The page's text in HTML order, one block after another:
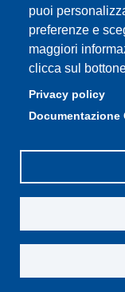
puoi
preferenze e
maggiori
clicca sul
Privacy policy
Documentazione
Partita IVA:
Dipartimento di
Mediche e
Sede: Via del Pozzo
PEC:
Tel: 059 4223028